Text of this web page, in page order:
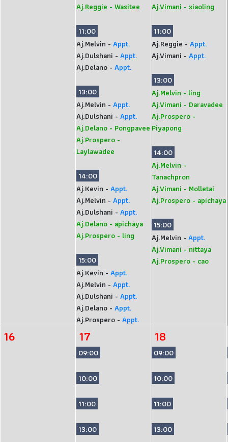
Aj.Reggie - Wasitee
11:00
Aj.Melvin - Appt.
Aj.Dulshani - Appt.
Aj.Delano - Appt.
13:00
Aj.Melvin - Appt.
Aj.Dulshani - Appt.
Aj.Delano - Pongpavee
Aj.Prospero -
Laylawadee
14:00
Aj.Kevin - Appt.
Aj.Melvin - Appt.
Aj.Dulshani - Appt.
Aj.Delano - apichaya
Aj.Prospero - ling
15:00
Aj.Kevin - Appt.
Aj.Melvin - Appt.
Aj.Dulshani - Appt.
Aj.Delano - Appt.
Aj.Prospero - Appt.
Aj.Vimani - xiaoling
11:00
Aj.Reggie - Appt.
Aj.Vimani - Appt.
13:00
Aj.Melvin - ling
Aj.Vimani - Daravadee
Aj.Prospero -
Piyapong
14:00
Aj.Melvin -
Tanachpron
Aj.Vimani - Molletai
Aj.Prospero - apichaya
15:00
Aj.Melvin - Appt.
Aj.Vimani - nittaya
Aj.Prospero - cao
16 17
09:00
10:00
11:00
13:00
18
09:00
10:00
11:00
13:00